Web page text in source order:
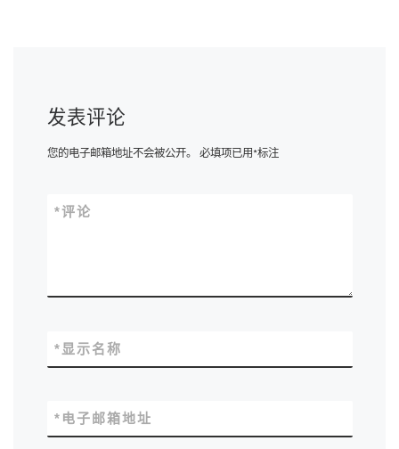
发表评论
您的电子邮箱地址不会被公开。 必填项已用*标注
评论
*
显示名称
*
电子邮箱地址
*